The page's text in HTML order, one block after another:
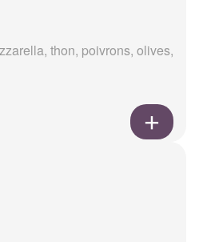
thon, poivrons, olives,